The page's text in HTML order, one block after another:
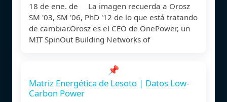
18 de ene. de La imagen recuerda a Orosz
SM '03, SM '06, PhD '12 de lo que está tratando
de cambiar.Orosz es el CEO de OnePower, un
MIT SpinOut Building Networks of
📌
Matriz Energética de Lesoto | Datos Low-
Carbon Power